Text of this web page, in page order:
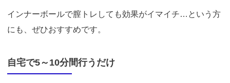
インナーボールで膣トレしても効果がイマイチ…という方
にも、ぜひおすすめです。
自宅で5～10分間行うだけ